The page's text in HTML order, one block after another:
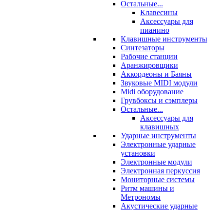
Остальные...
Клавесины
Аксессуары для
пианино
Клавишные инструменты
Синтезаторы
Рабочие станции
Аранжировщики
Аккордеоны и Баяны
Звуковые MIDI модули
Midi оборудование
Грувбоксы и сэмплеры
Остальные...
Аксессуары для
клавишных
Ударные инструменты
Электронные ударные
установки
Электронные модули
Электронная перкуссия
Мониторные системы
Ритм машины и
Метрономы
Акустические ударные